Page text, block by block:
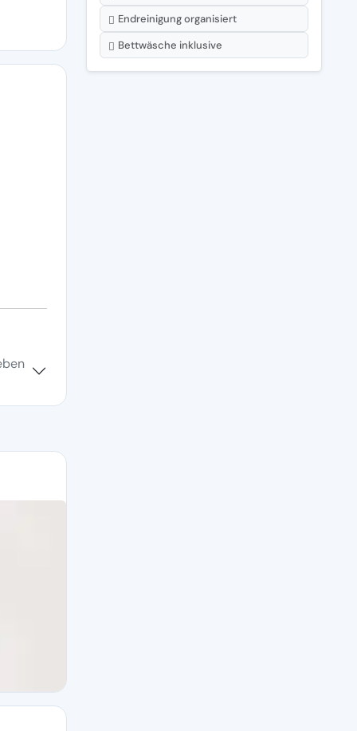
Endreinigung organisiert
Bettwäsche inklusive